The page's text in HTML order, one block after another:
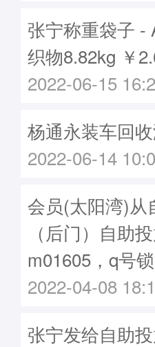
张宁称重袋子 -
织物8.82kg ￥
2022-06-15
杨通永装车回
2022-06-14
会员(太阳湾)从
（后门）自助
m01605，q号
2022-04-08
张宁发给自助